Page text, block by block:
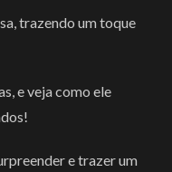
trazendo um toque
e veja como ele
e trazer um